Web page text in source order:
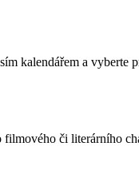
kalendářem a vyberte
či literárního